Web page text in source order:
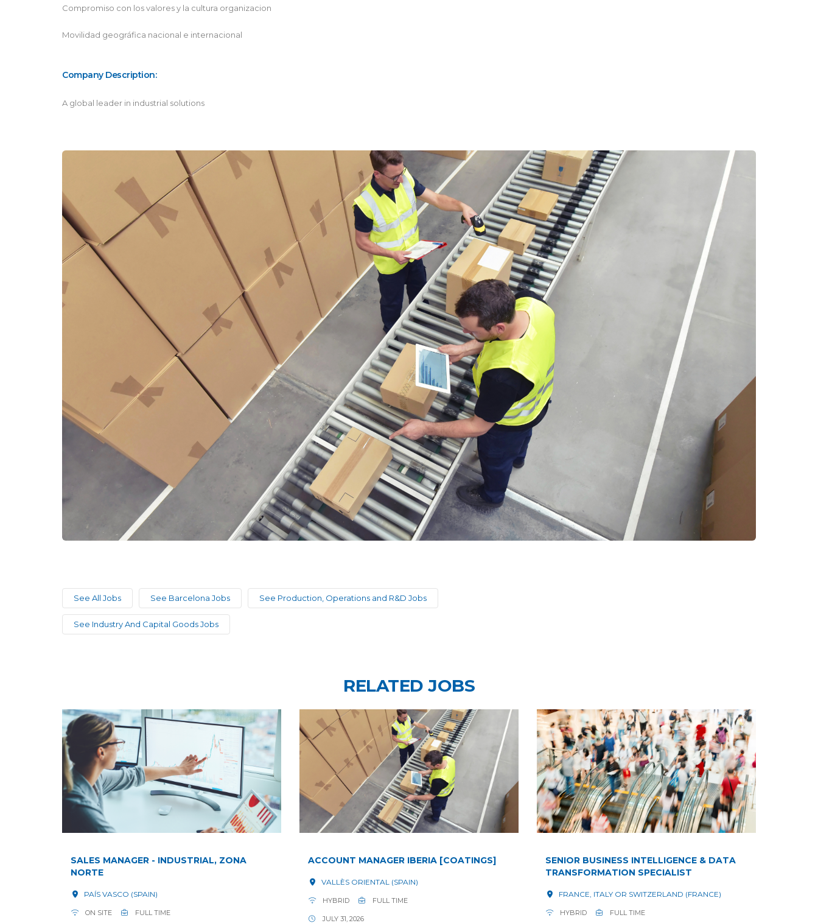
Compromiso con los valores y la cultura organizacion
Movilidad geográfica nacional e internacional
Company Description:
A global leader in industrial solutions
See All Jobs See Barcelona Jobs See Production, Operations and R&D Jobs
See Industry And Capital Goods Jobs
RELATED JOBS
SALES MANAGER - INDUSTRIAL, ZONA
NORTE
PAÍS VASCO (SPAIN)
ON SITE FULL TIME
ACCOUNT MANAGER IBERIA [COATINGS]
VALLÈS ORIENTAL (SPAIN)
HYBRID FULL TIME
JULY 31, 2026
SENIOR BUSINESS INTELLIGENCE & DATA
TRANSFORMATION SPECIALIST
FRANCE, ITALY OR SWITZERLAND (FRANCE)
HYBRID FULL TIME